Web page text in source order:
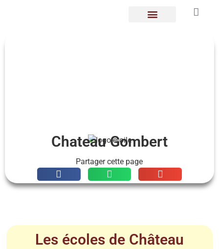
Chateau Gombert
Partager cette page
Les écoles de Château